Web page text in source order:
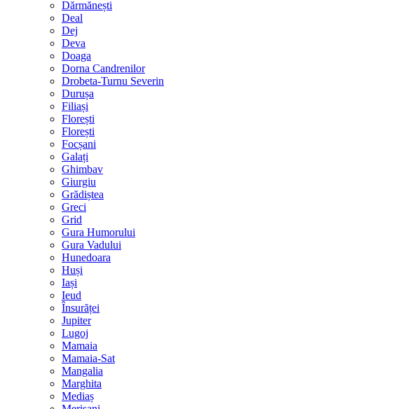
Dărmănești
Deal
Dej
Deva
Doaga
Dorna Candrenilor
Drobeta-Turnu Severin
Durușa
Filiași
Florești
Florești
Focșani
Galați
Ghimbav
Giurgiu
Grădiștea
Greci
Grid
Gura Humorului
Gura Vadului
Hunedoara
Huși
Iași
Ieud
Însurăței
Jupiter
Lugoj
Mamaia
Mamaia-Sat
Mangalia
Marghita
Mediaș